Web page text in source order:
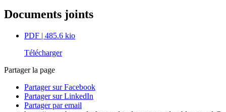
Documents joints
PDF | 485.6 kio
Télécharger
Partager la page
Partager sur Facebook
Partager sur LinkedIn
Partager par email